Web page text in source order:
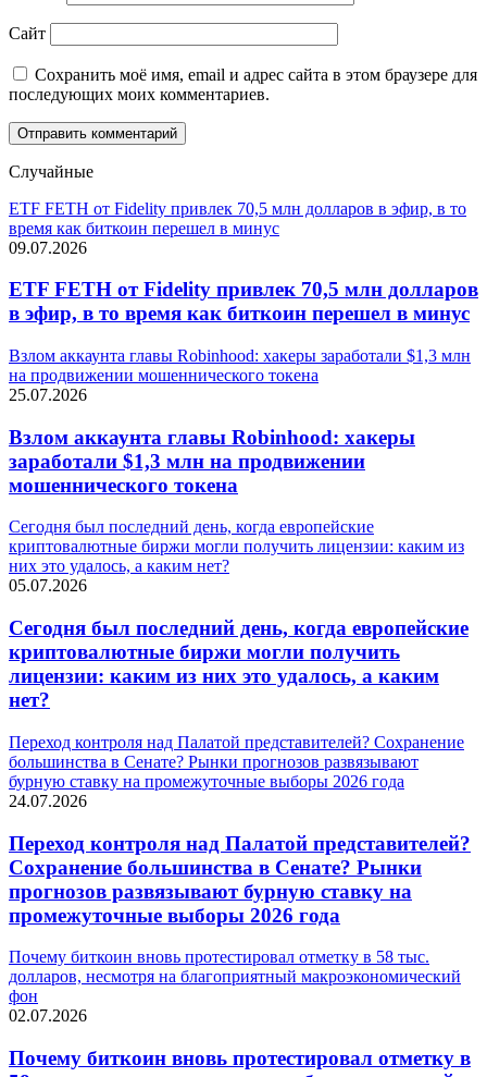
Сайт
Сохранить моё имя, email и адрес сайта в этом браузере для
последующих моих комментариев.
Случайные
ETF FETH от Fidelity привлек 70,5 млн долларов в эфир, в то
время как биткоин перешел в минус
09.07.2026
ETF FETH от Fidelity привлек 70,5 млн долларов
в эфир, в то время как биткоин перешел в минус
Взлом аккаунта главы Robinhood: хакеры заработали $1,3 млн
на продвижении мошеннического токена
25.07.2026
Взлом аккаунта главы Robinhood: хакеры
заработали $1,3 млн на продвижении
мошеннического токена
Сегодня был последний день, когда европейские
криптовалютные биржи могли получить лицензии: каким из
них это удалось, а каким нет?
05.07.2026
Сегодня был последний день, когда европейские
криптовалютные биржи могли получить
лицензии: каким из них это удалось, а каким
нет?
Переход контроля над Палатой представителей? Сохранение
большинства в Сенате? Рынки прогнозов развязывают
бурную ставку на промежуточные выборы 2026 года
24.07.2026
Переход контроля над Палатой представителей?
Сохранение большинства в Сенате? Рынки
прогнозов развязывают бурную ставку на
промежуточные выборы 2026 года
Почему биткоин вновь протестировал отметку в 58 тыс.
долларов, несмотря на благоприятный макроэкономический
фон
02.07.2026
Почему биткоин вновь протестировал отметку в